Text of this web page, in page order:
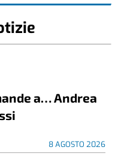
a… Andrea
8 AGOSTO 2026